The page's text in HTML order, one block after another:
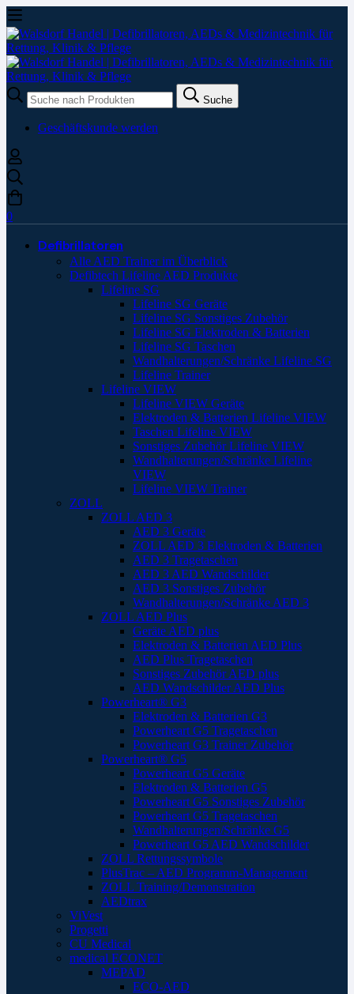
Suche
nach:
Suche
Geschäftskunde werden
0
Defibrillatoren
Alle AED Trainer im Überblick
Defibtech Lifeline AED Produkte
Lifeline SG
Lifeline SG Geräte
Lifeline SG Sonstiges Zubehör
Lifeline SG Elektroden & Batterien
Lifeline SG Taschen
Wandhalterungen/Schränke Lifeline SG
Lifeline Trainer
Lifeline VIEW
Lifeline VIEW Geräte
Elektroden & Batterien Lifeline VIEW
Taschen Lifeline VIEW
Sonstiges Zubehör Lifeline VIEW
Wandhalterungen/Schränke Lifeline
VIEW
Lifeline VIEW Trainer
ZOLL
ZOLL AED 3
AED 3 Geräte
ZOLL AED 3 Elektroden & Batterien
AED 3 Tragetaschen
AED 3 AED Wandschilder
AED 3 Sonstiges Zubehör
Wandhalterungen/Schränke AED 3
ZOLL AED Plus
Geräte AED plus
Elektroden & Batterien AED Plus
AED Plus Tragetaschen
Sonstiges Zubehör AED plus
AED Wandschilder AED Plus
Powerheart® G3
Elektroden & Batterien G3
Powerheart G5 Tragetaschen
Powerheart G3 Trainer Zubehör
Powerheart® G5
Powerheart G5 Geräte
Elektroden & Batterien G5
Powerheart G5 Sonstiges Zubehör
Powerheart G5 Tragetaschen
Wandhalterungen/Schränke G5
Powerheart G5 AED Wandschilder
ZOLL Rettungssymbole
PlusTrac – AED Programm-Management
ZOLL Training/Demonstration
AEDtrax
ViVest
Progetti
CU Medical
medical ECONET
MEPAD
ECO-AED